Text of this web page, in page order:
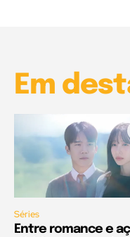
Em
Séries
Entre romance e